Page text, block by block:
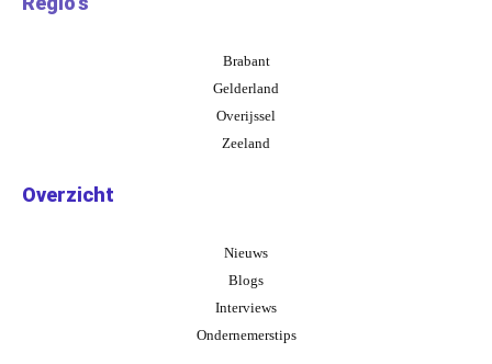
Brabant
Gelderland
Overijssel
Zeeland
Overzicht
Nieuws
Blogs
Interviews
Ondernemerstips